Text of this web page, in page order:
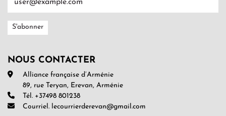
NOUS CONTACTER
Alliance française d’Arménie
89, rue Teryan, Erevan, Arménie
Tél. +37498 801238
Courriel. lecourrierderevan@gmail.com